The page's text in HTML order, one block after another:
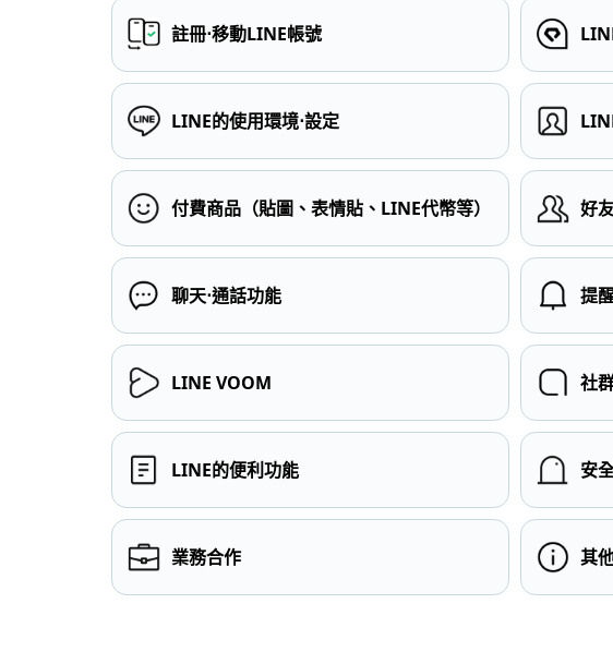
註冊⋅移動LINE帳號
LINE的使用環境⋅設定
付費商品（貼圖、表情貼、LINE代幣等） 好
聊天⋅通話功能 提
LINE VOOM 社
LINE的便利功能 安
業務合作 其